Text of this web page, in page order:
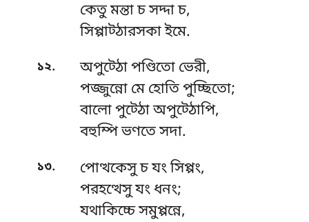
কেতু মন্তা চ সদ্দা চ,
সিপ্পাট্ঠারসকা ইমে.
১২.
অপুট্ঠো পণ্ডিতো ভেরী,
পজ্জুন্নো মে হোতি পুচ্ছিতো;
বালো পুট্ঠো অপুট্ঠোপি,
বহুম্পি ভণতে সদা.
১৩.
পোত্থকেসু চ যং সিপ্পং,
পরহত্থেসু যং ধনং;
যথাকিচ্চেসমুপ্পন্নে,